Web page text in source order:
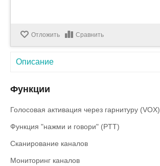
Отложить Сравнить
Описание
Функции
Голосовая активация через гарнитуру (VOX)
Функция "нажми и говори" (PTT)
Сканирование каналов
Мониторинг каналов